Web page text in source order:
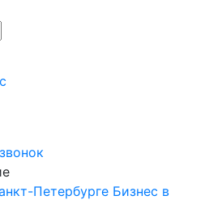
Петербурге Бизнес в